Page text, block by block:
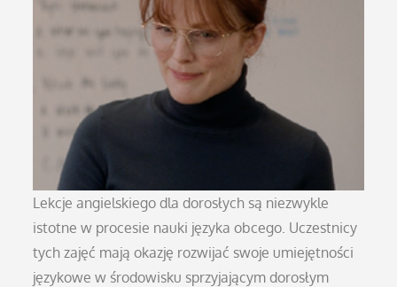
Lekcje angielskiego dla dorosłych są niezwykle
istotne w procesie nauki języka obcego. Uczestnicy
tych zajęć mają okazję rozwijać swoje umiejętności
językowe w środowisku sprzyjającym dorosłym